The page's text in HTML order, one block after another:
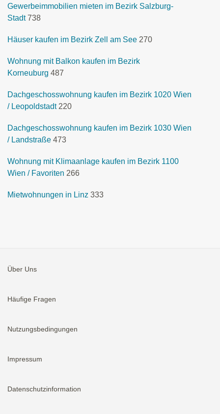
Gewerbeimmobilien mieten im Bezirk Salzburg-
Stadt 738
Häuser kaufen im Bezirk Zell am See 270
Wohnung mit Balkon kaufen im Bezirk
Korneuburg 487
Dachgeschosswohnung kaufen im Bezirk 1020 Wien
/ Leopoldstadt 220
Dachgeschosswohnung kaufen im Bezirk 1030 Wien
/ Landstraße 473
Wohnung mit Klimaanlage kaufen im Bezirk 1100
Wien / Favoriten 266
Mietwohnungen in Linz 333
Über Uns
Häufige Fragen
Nutzungsbedingungen
Impressum
Datenschutzinformation